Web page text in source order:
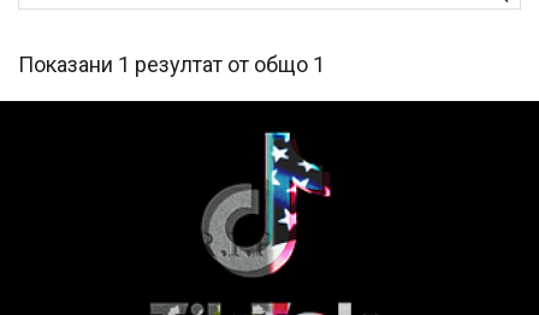
Показани 1 резултат от общо 1